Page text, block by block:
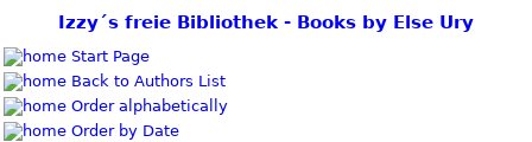
Izzy´s freie Bibliothek - Books by Else Ury
Start Page
Back to Authors List
Order alphabetically
Order by Date